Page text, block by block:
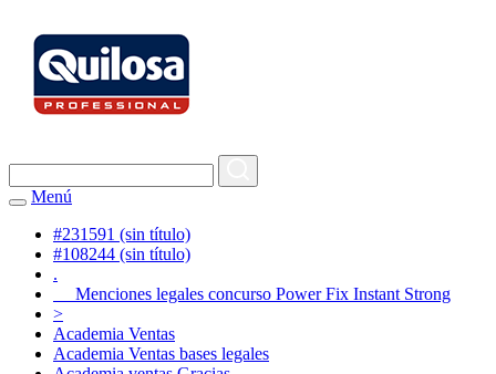
Menú
#231591 (sin título)
#108244 (sin título)
.
Menciones legales concurso Power Fix Instant Strong
>
Academia Ventas
Academia Ventas bases legales